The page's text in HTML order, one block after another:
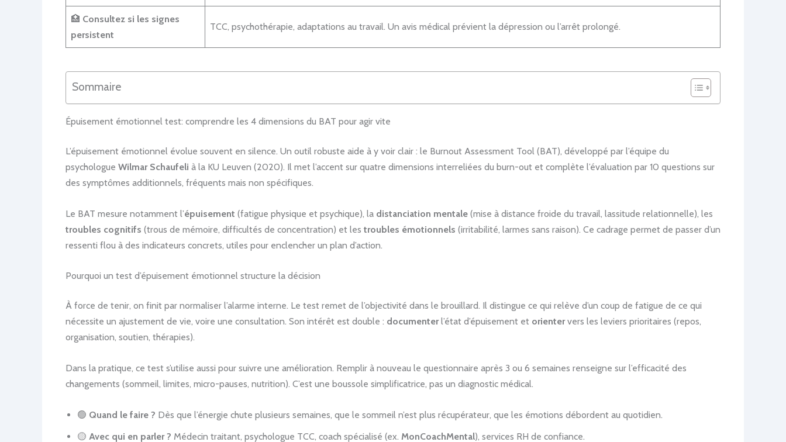
🏥 Consultez si les signes
persistent
TCC, psychothérapie, adaptations au travail. Un avis médical prévient la dépression ou l’arrêt prolongé.
Sommaire
Épuisement émotionnel test: comprendre les 4 dimensions du BAT pour agir vite
L’épuisement émotionnel évolue souvent en silence. Un outil robuste aide à y voir clair : le Burnout Assessment Tool (BAT), développé par l’équipe du
psychologue Wilmar Schaufeli à la KU Leuven (2020). Il met l’accent sur quatre dimensions interreliées du burn-out et complète l’évaluation par 10 questions sur
des symptômes additionnels, fréquents mais non spécifiques.
Le BAT mesure notamment l’épuisement (fatigue physique et psychique), la distanciation mentale (mise à distance froide du travail, lassitude relationnelle), les
troubles cognitifs (trous de mémoire, difficultés de concentration) et les troubles émotionnels (irritabilité, larmes sans raison). Ce cadrage permet de passer d’un
ressenti flou à des indicateurs concrets, utiles pour enclencher un plan d’action.
Pourquoi un test d’épuisement émotionnel structure la décision
À force de tenir, on finit par normaliser l’alarme interne. Le test remet de l’objectivité dans le brouillard. Il distingue ce qui relève d’un coup de fatigue de ce qui
nécessite un ajustement de vie, voire une consultation. Son intérêt est double : documenterl’état d’épuisement et orientervers les leviers prioritaires (repos,
organisation, soutien, thérapies).
Dans la pratique, ce test s’utilise aussi pour suivre une amélioration. Remplir à nouveau le questionnaire après 3 ou 6 semaines renseigne sur l’efficacité des
changements (sommeil, limites, micro-pauses, nutrition). C’est une boussole simplificatrice, pas un diagnostic médical.
🟢 Quand le faire ? Dès que l’énergie chute plusieurs semaines, que le sommeil n’est plus récupérateur, que les émotions débordent au quotidien.
🟡 Avec qui en parler ? Médecin traitant, psychologue TCC, coach spécialisé (ex. MonCoachMental), services RH de confiance.